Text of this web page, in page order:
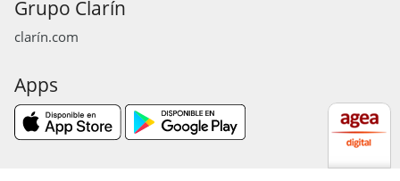
Grupo Clarín
clarín.com
Apps